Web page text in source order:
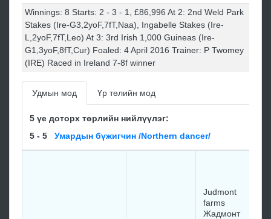
Winnings: 8 Starts: 2 - 3 - 1, £86,996 At 2: 2nd Weld Park
Stakes (Ire-G3,2yoF,7fT,Naa), Ingabelle Stakes (Ire-
L,2yoF,7fT,Leo) At 3: 3rd Irish 1,000 Guineas (Ire-
G1,3yoF,8fT,Cur) Foaled: 4 April 2016 Trainer: P Twomey
(IRE) Raced in Ireland 7-8f winner
Удмын мод Үр төлийн мод
5 үе доторх төрлийн нийлүүлэг:
5 - 5
Умардын бүжигчин /Northern dancer/
Judmont
farms
Жадмонт